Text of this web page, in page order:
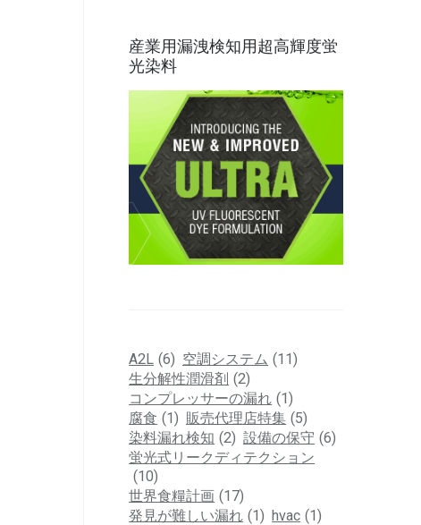
産業用漏洩検知用超高輝度蛍
光染料
A2L (6) 空調システム (11)
生分解性潤滑剤 (2)
コンプレッサーの漏れ (1)
腐食 (1) 販売代理店特集 (5)
染料漏れ検知 (2) 設備の保守 (6)
蛍光式リークディテクション
(10)
世界食糧計画 (17)
発見が難しい漏れ (1) hvac (1)